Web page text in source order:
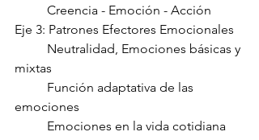
          Creencia - Emoción - Acción
Eje 3: Patrones Efectores Emocionales
mixtas
emociones
          Emociones en la vida cotidiana